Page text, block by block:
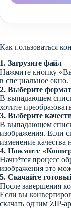
Как пользоваться
1. Загрузите файл
Нажмите кнопку
в специальное окно.
2. Выберите
В выпадающем
хотите
3. Выберите
В выпадающем
изображения. Если
изменение качества
4. Нажмите
Начнётся процесс
изображения это
5. Скачайте
После завершения
Если вы
скачать одним ZIP-